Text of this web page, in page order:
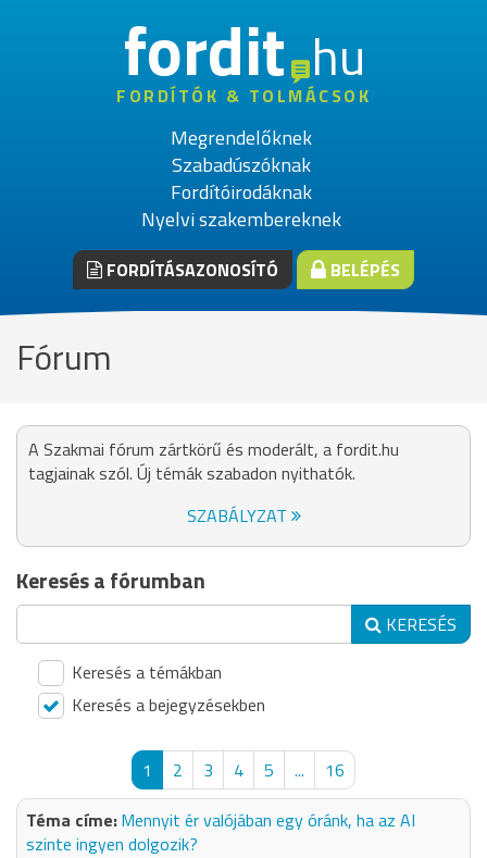
fordithu
FORDÍTÓK & TOLMÁCSOK
Megrendelőknek
Szabadúszóknak
Fordítóirodáknak
Nyelvi szakembereknek
FORDÍTÁSAZONOSÍTÓ BELÉPÉS
Fórum
A Szakmai fórum zártkörű és moderált, a fordit.hu
tagjainak szól. Új témák szabadon nyithatók.
SZABÁLYZAT
Keresés a fórumban
KERESÉS
Keresés a témákban
Keresés a bejegyzésekben
1 2 3 4 5 ...
16
Mennyit ér valójában egy óránk, ha az AI
szinte ingyen dolgozik?